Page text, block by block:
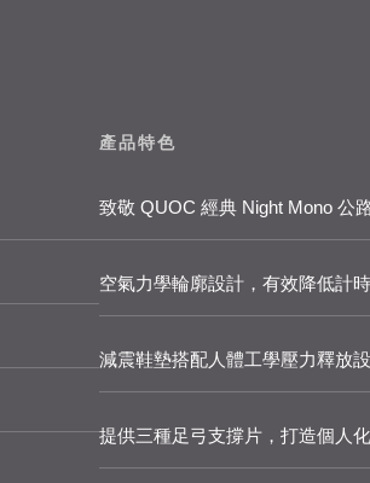
產品特色
致敬 QUOC 經典 Night Mono 公
空氣力學輪廓設計，有效降低計
減震鞋墊搭配人體工學壓力釋放
提供三種足弓支撐片，打造個人